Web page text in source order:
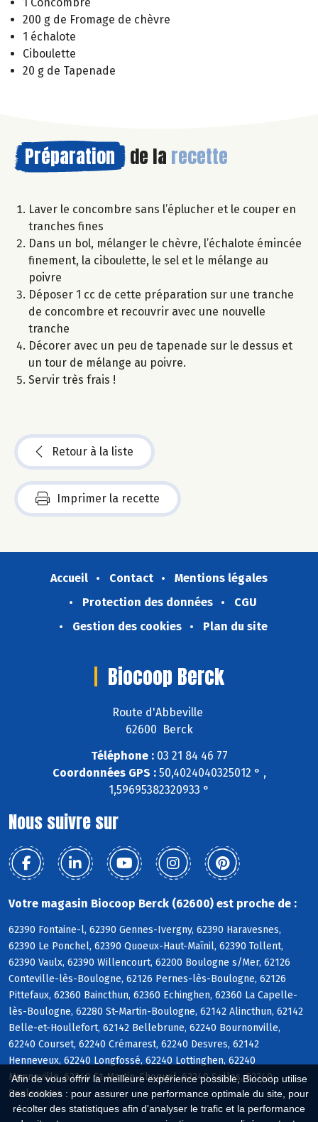
Afin de vous offrir la meilleure expérience possible, Biocoop utilise
des cookies : pour assurer une performance optimale du site, pour
récolter des statistiques afin d'analyser le trafic et la performance
200 g de Fromage de chèvre
1 échalote
Ciboulette
20 g de Tapenade
Préparation de la recette
Laver le concombre sans l’éplucher et le couper en
tranches fines
Dans un bol, mélanger le chèvre, l’échalote émincée
finement, la ciboulette, le sel et le mélange au
poivre
Déposer 1 cc de cette préparation sur une tranche
de concombre et recouvrir avec une nouvelle
tranche
Décorer avec un peu de tapenade sur le dessus et
un tour de mélange au poivre.
Servir très frais !
Retour à la liste
Imprimer la recette
Accueil Contact
Mentions légales
Protection des données
CGU
Gestion des cookies
Plan du site
Biocoop Berck
Route d'Abbeville
62600 Berck
Téléphone :03 21 84 46 77
Coordonnées GPS :50,4024040325012 ° ,
1,59695382320933 °
Nous suivre sur
Votre magasin Biocoop Berck (62600) est proche de :
62390 Fontaine-l, 62390 Gennes-Ivergny, 62390 Haravesnes,
62390 Le Ponchel, 62390 Quoeux-Haut-Maînil, 62390 Tollent,
62390 Vaulx, 62390 Willencourt, 62200 Boulogne s/Mer, 62126
Conteville-lès-Boulogne, 62126 Pernes-lès-Boulogne, 62126
Pittefaux, 62360 Baincthun, 62360 Echinghen, 62360 La Capelle-
lès-Boulogne, 62280 St-Martin-Boulogne, 62142 Alincthun, 62142
Belle-et-Houllefort, 62142 Bellebrune, 62240 Bournonville,
62240 Courset, 62240 Crémarest, 62240 Desvres, 62142
Henneveux, 62240 Longfossé, 62240 Lottinghen, 62240
Menneville, 62240 St-Martin-Choquel, 62240 Selles, 62240
Senlecques